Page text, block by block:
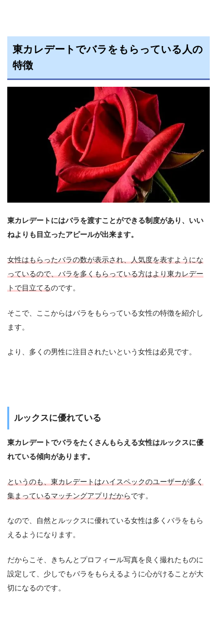
東カレデートでバラをもらっている人の
特徴
東カレデートにはバラを渡すことができる制度があり、いい
ねよりも目立ったアピールが出来ます。
女性はもらったバラの数が表示され、人気度を表すようにな
っているので、バラを多くもらっている方はより東カレデー
トで目立てるのです。
そこで、ここからはバラをもらっている女性の特徴を紹介し
ます。
より、多くの男性に注目されたいという女性は必見です。
ルックスに優れている
東カレデートでバラをたくさんもらえる女性はルックスに優
れている傾向があります。
というのも、東カレデートはハイスペックのユーザーが多く
集まっているマッチングアプリだからです。
なので、自然とルックスに優れている女性は多くバラをもら
えるようになります。
だからこそ、きちんとプロフィール写真を良く撮れたものに
設定して、少しでもバラをもらえるように心がけることが大
切になるのです。